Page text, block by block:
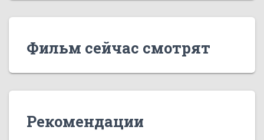
Фильм сейчас смотрят
Рекомендации